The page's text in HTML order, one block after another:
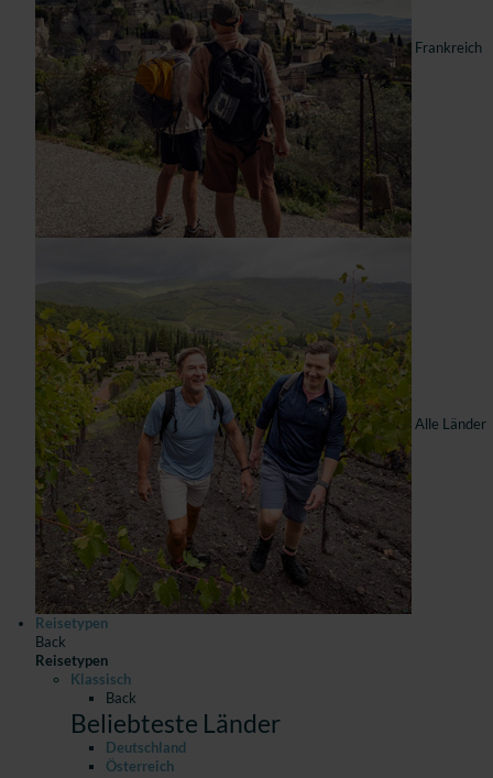
Frankreich
Alle Länder
Reisetypen
Back
Reisetypen
Klassisch
Back
Beliebteste Länder
Deutschland
Österreich